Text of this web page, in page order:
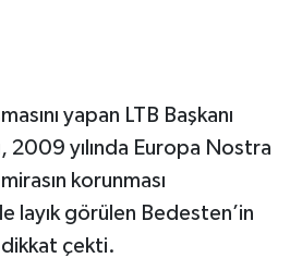
yapan LTB Başkanı
2009 yılında Europa Nostra
korunması
layık görülen Bedesten’in
çekti.